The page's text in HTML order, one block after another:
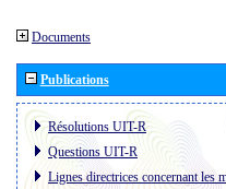
Documents
Publications
Résolutions UIT-R
Questions UIT-R
Lignes directrices concernant les